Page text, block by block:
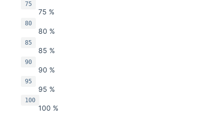
75
75 %
80
80 %
85
85 %
90
90 %
95
95 %
100
100 %